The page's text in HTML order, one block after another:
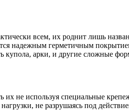
всем, их роднит лишь
надежным герметичным
купола, арки, и другие сложные
их не используя специальные
не разрушаясь под